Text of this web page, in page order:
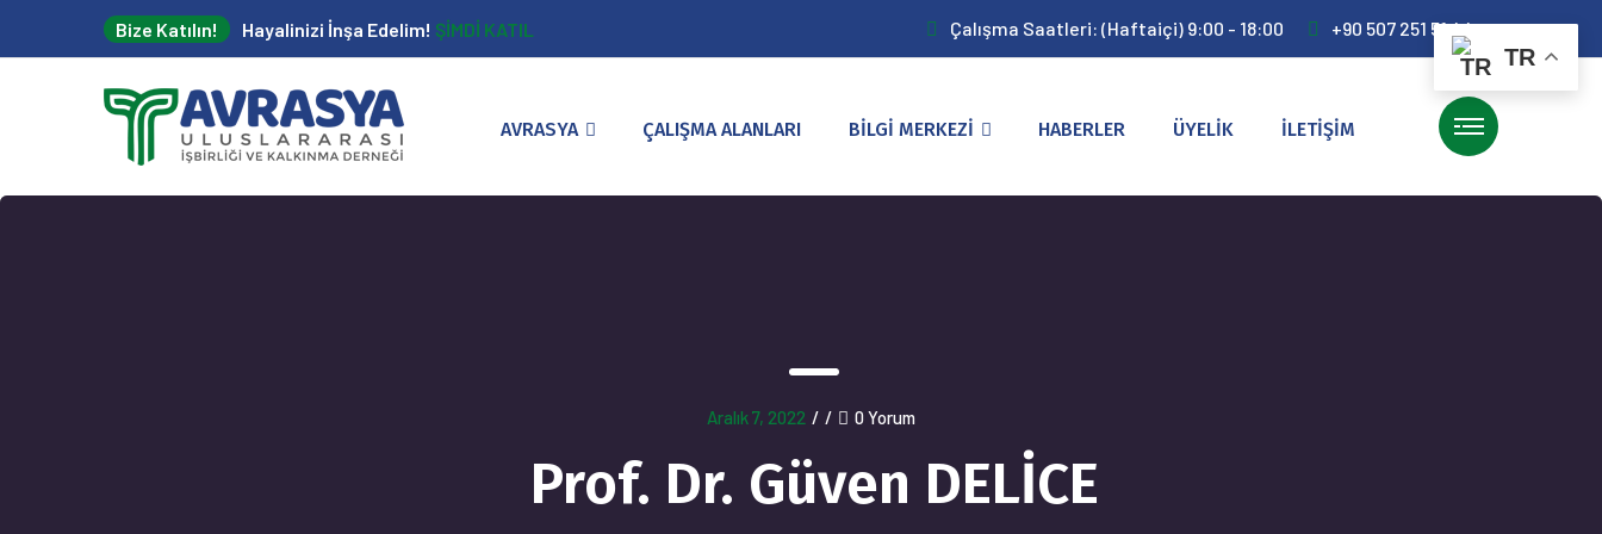
Bize Katılın! Hayalinizi İnşa Edelim! ŞİMDİ KATIL Çalışma Saatleri: (Haftaiçi) 9:00 - 18:00 +90 507 251 51 44
AVRASYA ÇALIŞMA ALANLARI BİLGİ MERKEZİ HABERLER ÜYELİK İLETİŞİM
Aralık 7, 2022 / / 0 Yorum
Prof. Dr. Güven DELİCE
TR